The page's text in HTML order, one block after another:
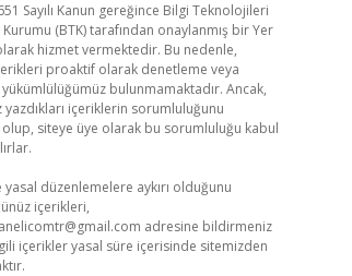
Sayılı Kanun gereğince Bilgi Teknolojileri
(BTK) tarafından onaylanmış bir Yer
olarak hizmet vermektedir. Bu nedenle,
proaktif olarak denetleme veya
yükümlülüğümüz bulunmamaktadır. Ancak,
yazdıkları içeriklerin sorumluluğunu
olup, siteye üye olarak bu sorumluluğu kabul
yasal düzenlemelere aykırı olduğunu
içerikleri,
adresine bildirmeniz
içerikler yasal süre içerisinde sitemizden